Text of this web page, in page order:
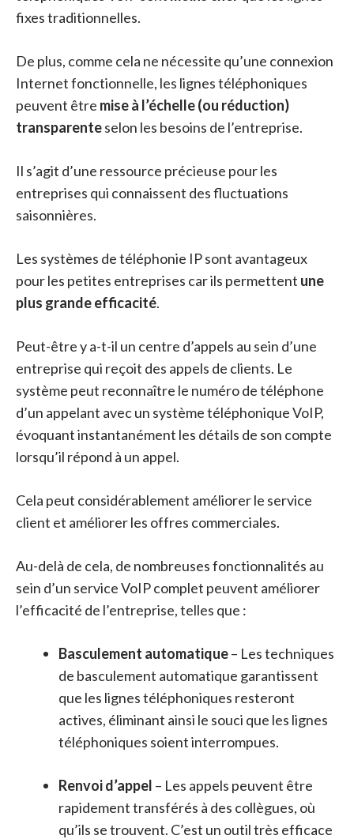
fixes traditionnelles.
De plus, comme cela ne nécessite qu’une connexion
Internet fonctionnelle, les lignes téléphoniques
peuvent être mise à l’échelle (ou réduction)
transparenteselon les besoins de l’entreprise.
Il s’agit d’une ressource précieuse pour les
entreprises qui connaissent des fluctuations
saisonnières.
Les systèmes de téléphonie IP sont avantageux
pour les petites entreprises car ils permettent une
plus grande efficacité.
Peut-être y a-t-il un centre d’appels au sein d’une
entreprise qui reçoit des appels de clients. Le
système peut reconnaître le numéro de téléphone
d’un appelant avec un système téléphonique VoIP,
évoquant instantanément les détails de son compte
lorsqu’il répond à un appel.
Cela peut considérablement améliorer le service
client et améliorer les offres commerciales.
Au-delà de cela, de nombreuses fonctionnalités au
sein d’un service VoIP complet peuvent améliorer
l’efficacité de l’entreprise, telles que :
Basculement automatique– Les techniques
de basculement automatique garantissent
que les lignes téléphoniques resteront
actives, éliminant ainsi le souci que les lignes
téléphoniques soient interrompues.
Renvoi d’appel – Les appels peuvent être
rapidement transférés à des collègues, où
qu’ils se trouvent. C’est un outil très efficace